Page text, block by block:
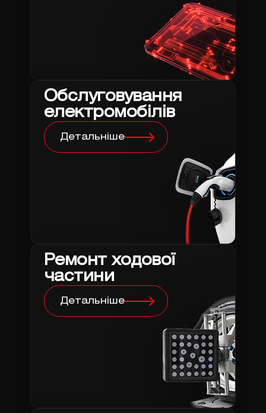
Обслуговування
електромобілів
Детальніше
Ремонт ходової
частини
Детальніше